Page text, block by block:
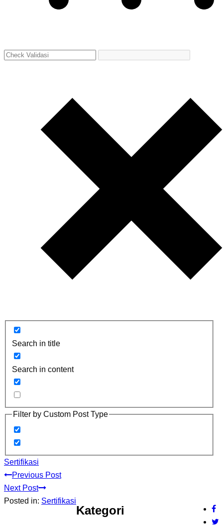
Search in title
Search in content
Filter by Custom Post Type
Sertifikasi
Previous Post
Next Post
Posted in: Sertifikasi
Kategori